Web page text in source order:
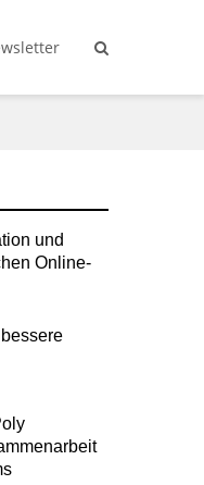
und
Online-